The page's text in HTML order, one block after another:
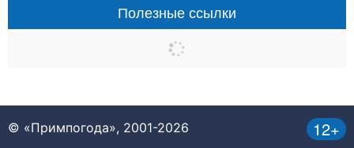
Полезные ссылки
12+
© «Примпогода», 2001-2026